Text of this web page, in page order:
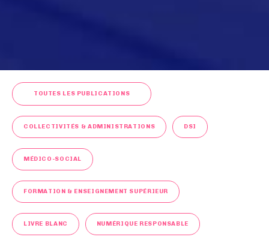
TOUTES LES PUBLICATIONS
COLLECTIVITÉS & ADMINISTRATIONS DSI
MÉDICO-SOCIAL
FORMATION & ENSEIGNEMENT SUPÉRIEUR
LIVRE BLANC NUMÉRIQUE RESPONSABLE